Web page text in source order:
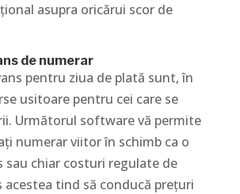
asupra oricărui scor de
de numerar
pentru ziua de plată sunt, în
usitoare pentru cei care se
Următorul software vă permite
numerar viitor în schimb ca o
sau chiar costuri regulate de
acestea tind să conducă prețuri